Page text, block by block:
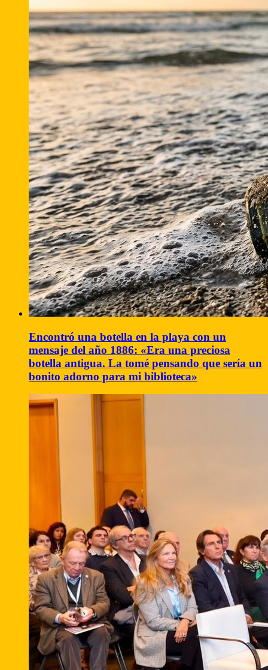
Encontró una botella en la playa con un
mensaje del año 1886: «Era una preciosa
botella antigua. La tomé pensando que sería un
bonito adorno para mi biblioteca»